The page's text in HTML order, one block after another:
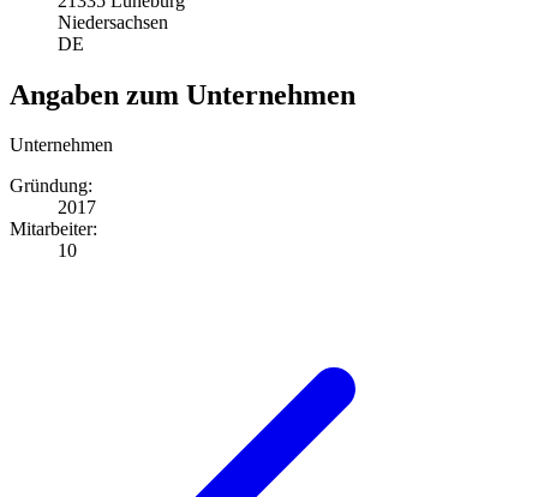
Niedersachsen
DE
Angaben zum Unternehmen
Unternehmen
Gründung:
2017
Mitarbeiter:
10